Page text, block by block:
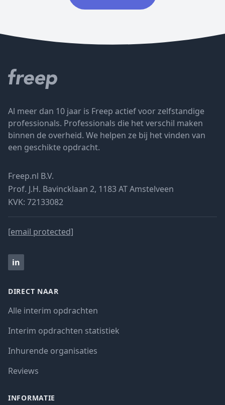
Al meer dan 10 jaar is Freep actief voor zelfstandige
professionals. Professionals die het verschil maken
binnen de overheid. We helpen ze bij het vinden van
een geschikte opdracht.
Freep.nl B.V.
Prof. J.H. Bavincklaan 2, 1183 AT Amstelveen
KVK: 72133082
[email protected]
in
DIRECT NAAR
Alle interim opdrachten
Interim opdrachten statistiek
Inhurende organisaties
Reviews
INFORMATIE